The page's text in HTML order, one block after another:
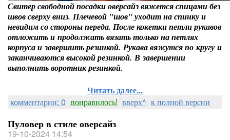
Свитер свободной посадки оверсайз вяжется спицами без
швов сверху вниз. Плечевой "шов" уходит на спинку и
невидим со стороны переда. После кокетки петли рукавов
отложить и продолжать вязать только на петлях
корпуса и завершить резинкой. Рукава вяжутся по кругу и
заканчиваются высокой резинкой. В завершении
выполнить воротник резинкой.
Читать далее...
комментарии: 0 понравилось! вверх^ к полной версии
Пуловер в стиле оверсайз
19-10-2024 14:54